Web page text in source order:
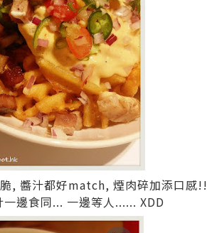
, 醬汁都好match, 煙肉碎加添口感!!
邊食同... 一邊等人...... XDD